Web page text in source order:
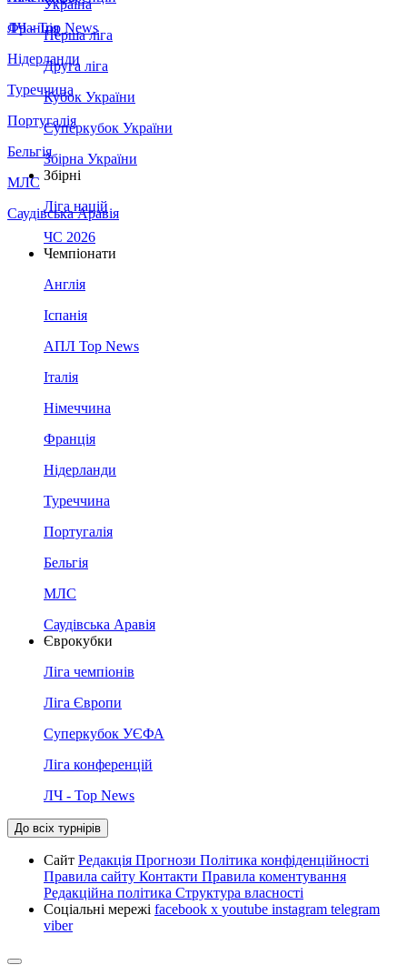
Франція
Нідерланди
Туреччина
Португалія
Бельгія
МЛС
Саудівська Аравія
ЛЧ - Top News
Україна
Перша ліга
Друга ліга
Кубок України
Суперкубок України
Збірна України
Збірні
Ліга націй
ЧС 2026
Чемпіонати
Англія
Іспанія
АПЛ Top News
Італія
Німеччина
Франція
Нідерланди
Туреччина
Португалія
Бельгія
МЛС
Саудівська Аравія
Єврокубки
Ліга чемпіонів
Ліга Європи
Суперкубок УЄФА
Ліга конференцій
ЛЧ - Top News
До всіх турнірів
Сайт Редакція Прогнози Політика конфіденційності
Правила сайту Контакти Правила коментування
Редакційна політика Структура власності
Соціальні мережі facebook x youtube instagram telegram
viber